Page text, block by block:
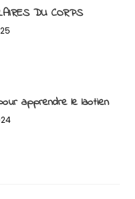
DU CORPS
apprendre le laotien